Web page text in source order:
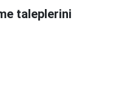
taleplerini